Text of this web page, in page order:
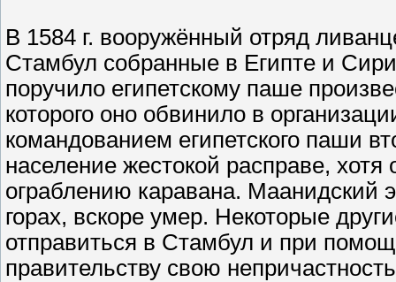
В 1584 г. вооружённый отряд
Стамбул собранные в Египте и
поручило египетскому паше
которого оно обвинило в
командованием египетского паши
население жестокой расправе,
ограблению каравана. Маанидский
горах, вскоре умер. Некоторые
отправиться в Стамбул и при
правительству свою